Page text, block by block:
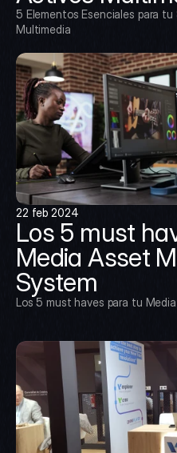
5 Elementos Esenciales para
Multimedia
22 feb 2024
Los 5 must
Media Asset
System
Los 5 must haves para tu